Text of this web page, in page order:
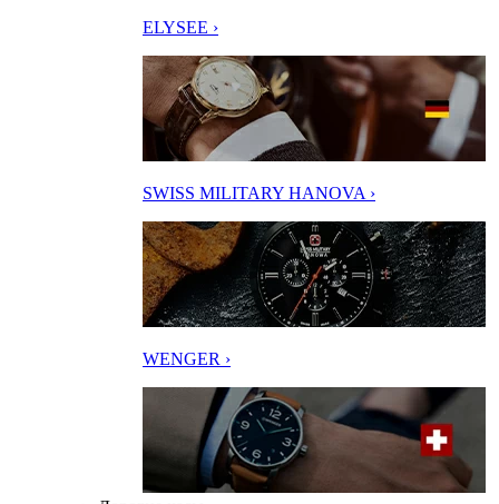
ELYSEE ›
SWISS MILITARY HANOVA ›
WENGER ›